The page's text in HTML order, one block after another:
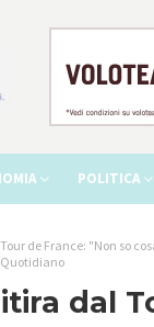
POLITICA
de France: "Non so
dal